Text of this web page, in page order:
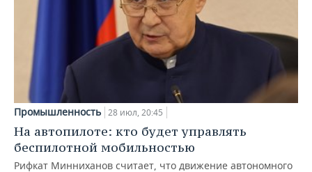
Промышленность 28 июл, 20:45
На автопилоте: кто будет управлять
беспилотной мобильностью
Рифкат Минниханов считает, что движение автономного